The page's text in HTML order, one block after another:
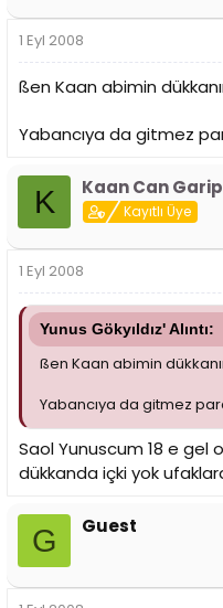
1 Eyl 2008
ßen Kaan abimin
Yabancıya da gitmez
K Kaan Can Garip
Kayıtlı Üye
1 Eyl 2008
Yunus Gökyıldız' Alıntı:
ßen Kaan abimin
Yabancıya da gitmez
Saol Yunuscum 18 e gel
dükkanda içki yok
G Guest